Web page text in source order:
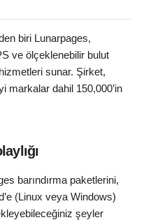
biri Lunarpages,
ve ölçeklenebilir bulut
sunar. Şirket,
markalar dahil 150,000’in
barındırma paketlerini,
(Linux veya Windows)
şeyler